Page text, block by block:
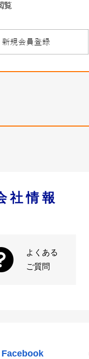
覧
社情報
よくある
ご質問
Facebook